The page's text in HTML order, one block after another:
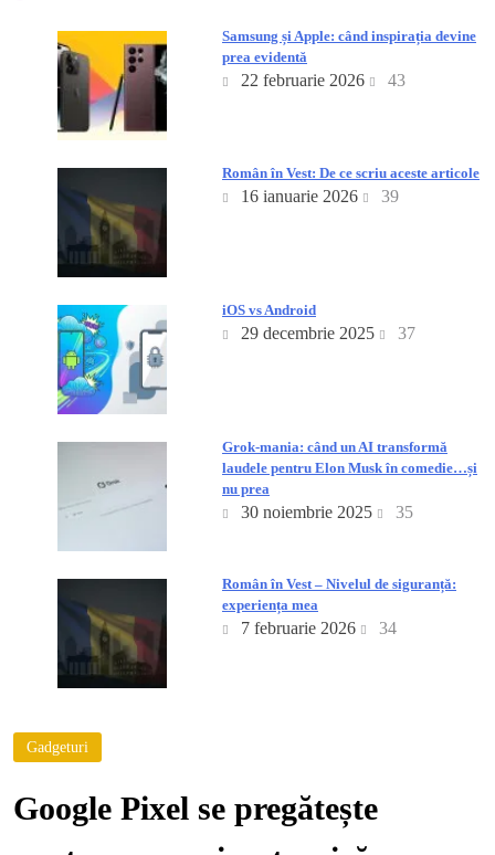
Gadgeturi
Google Pixel se pregătește
Samsung și Apple: când inspirația devine
prea evidentă
22 februarie 2026 43
Român în Vest: De ce scriu aceste articole
16 ianuarie 2026 39
iOS vs Android
29 decembrie 2025 37
Grok-mania: când un AI transformă
laudele pentru Elon Musk în comedie…și
nu prea
30 noiembrie 2025 35
Român în Vest – Nivelul de siguranță:
experiența mea
7 februarie 2026 34